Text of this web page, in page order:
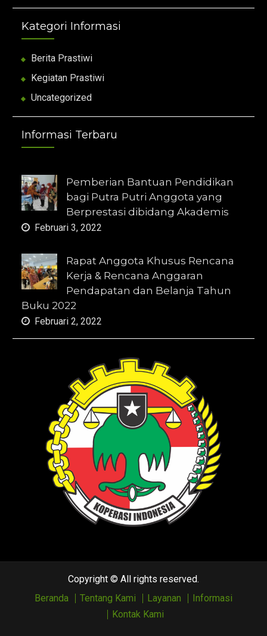
Kategori Informasi
Berita Prastiwi
Kegiatan Prastiwi
Uncategorized
Informasi Terbaru
Pemberian Bantuan Pendidikan
bagi Putra Putri Anggota yang
Berprestasi dibidang Akademis
Februari 3, 2022
Rapat Anggota Khusus Rencana
Kerja & Rencana Anggaran
Pendapatan dan Belanja Tahun
Buku 2022
Februari 2, 2022
Copyright © All rights reserved.
Beranda
Tentang Kami Layanan
Informasi
Kontak Kami